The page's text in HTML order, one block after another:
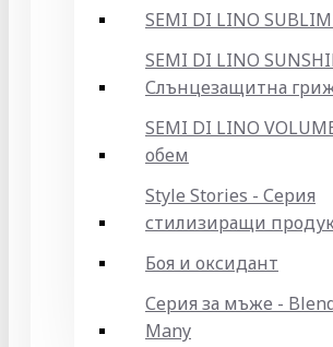
SEMI DI LINO
SEMI DI LINO
Слънцезащитна
SEMI DI LINO
обем
Style Stories - Серия
стилизиращи
Боя и оксидант
Серия за мъже -
Many